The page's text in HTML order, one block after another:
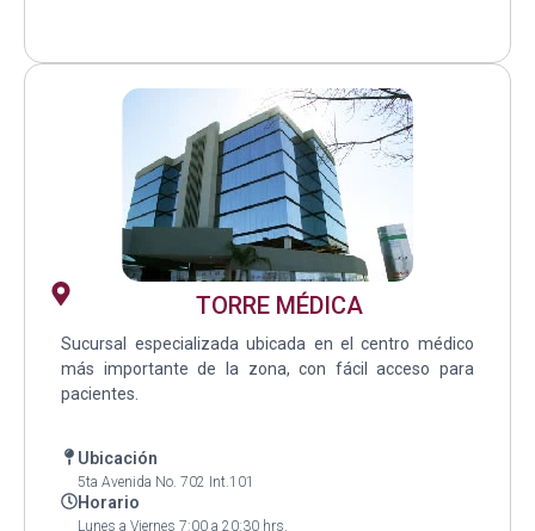
TORRE MÉDICA
Sucursal especializada ubicada en el centro médico
más importante de la zona, con fácil acceso para
pacientes.
Ubicación
5ta Avenida No. 702 Int.101
Horario
Lunes a Viernes 7:00 a 20:30 hrs.